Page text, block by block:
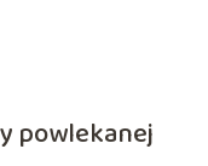
powlekanej